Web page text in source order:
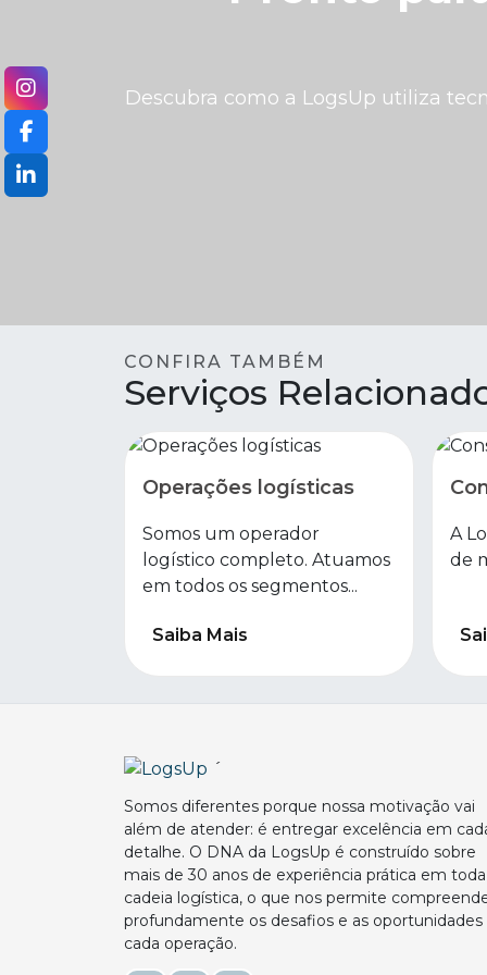
Descubra como a LogsUp utiliza
CONFIRA TAMBÉM
Serviços
Operações logísticas
Somos um operador
logístico completo. Atuamos
em todos os segmentos...
Saiba Mais
A
de
´
Somos diferentes porque nossa motivação vai
além de atender: é entregar excelência em
detalhe. O DNA da LogsUp é construído sobre
mais de 30 anos de experiência prática em toda
cadeia logística, o que nos permite
profundamente os desafios e as oportunidades
cada operação.